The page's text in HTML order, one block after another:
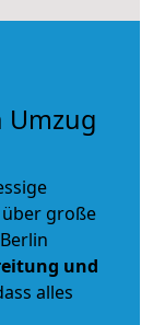
Umzug
große
und
alles